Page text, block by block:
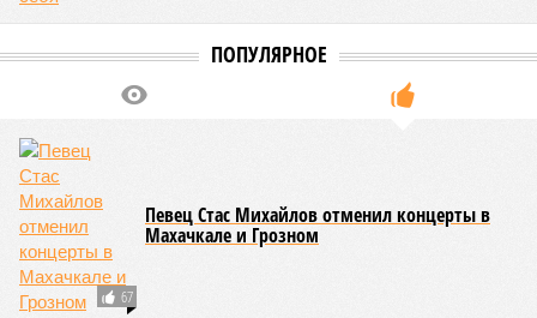
ПОПУЛЯРНОЕ
67
Певец Стас Михайлов отменил концерты в
Махачкале и Грозном